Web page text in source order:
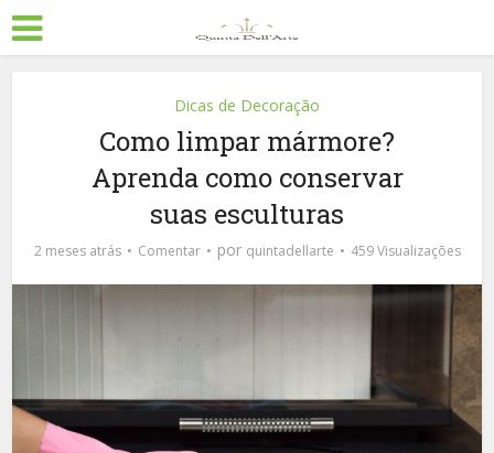
Dicas de Decoração
Como limpar mármore?
Aprenda como conservar
suas esculturas
2 meses atrás Comentar por quintadellarte 459 Visualizações